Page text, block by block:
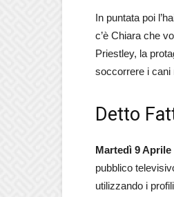
In puntata poi
c’è Chiara che
Priestley, la
soccorrere i cani
Detto
Martedì 9 Aprile
pubblico
utilizzando i